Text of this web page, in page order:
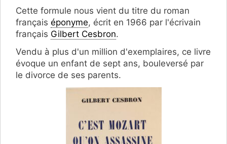
Cette formule nous vient du titre du roman
français éponyme, écrit en 1966 par l'écrivain
français Gilbert Cesbron.
Vendu à plus d'un million d'exemplaires, ce livre
évoque un enfant de sept ans, bouleversé par
le divorce de ses parents.